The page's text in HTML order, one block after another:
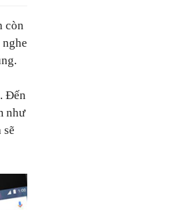
còn
Đến
như
sẽ